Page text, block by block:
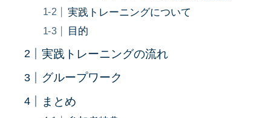
実践トレーニングについて
目的
実践トレーニングの流れ
グループワーク
まとめ